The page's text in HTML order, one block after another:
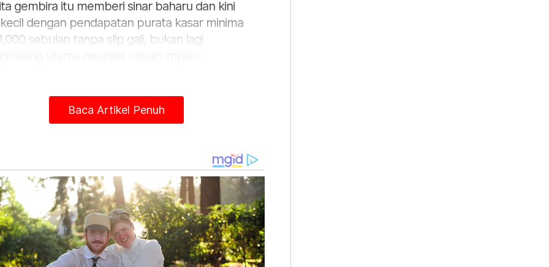
gembira itu memberi sinar baharu dan kini
dengan pendapatan purata kasar minima
sebulan tanpa slip gaji, bukan lagi
isu ini sering menjadi rungutan
kerana salah satu syarat memohon
Baca Artikel Penuh